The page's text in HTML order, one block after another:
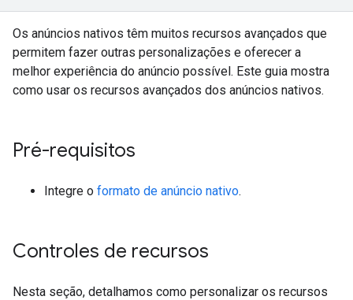
Os anúncios nativos têm muitos recursos avançados que
permitem fazer outras personalizações e oferecer a
melhor experiência do anúncio possível. Este guia mostra
como usar os recursos avançados dos anúncios nativos.
Pré-requisitos
Integre o formato de anúncio nativo.
Controles de recursos
Nesta seção, detalhamos como personalizar os recursos